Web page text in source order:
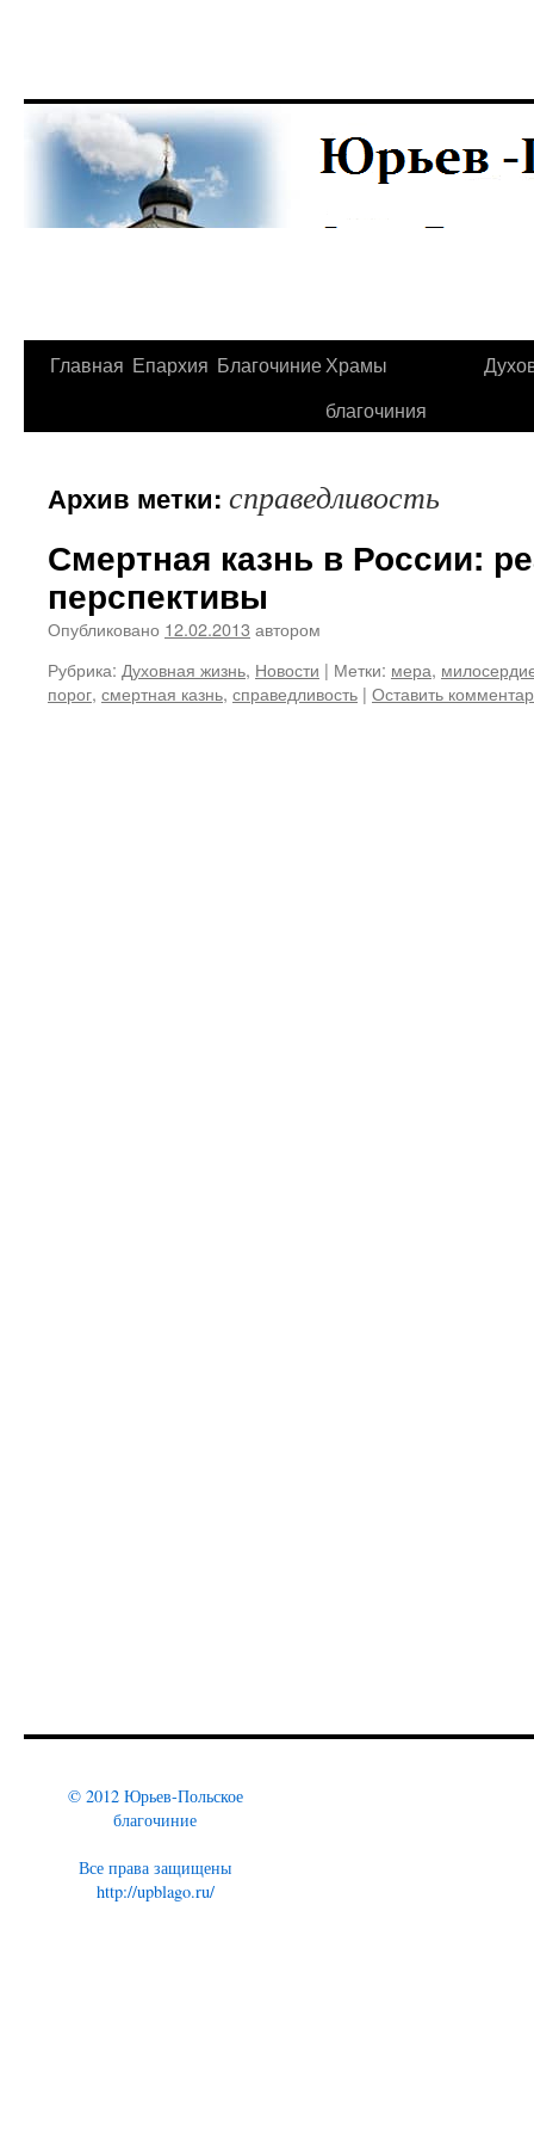
Перейти
Главная Епархия БлагочиниеХрамы
благочиния
Архив метки: справедливость
Смертная казнь в России:
перспективы
Опубликовано 12.02.2013 автором
Рубрика: Духовная жизнь, Новости | Метки: мера,
порог, смертная казнь, справедливость | Оставить
© 2012 Юрьев-Польское
благочиние
Все права защищены
http://upblago.ru/